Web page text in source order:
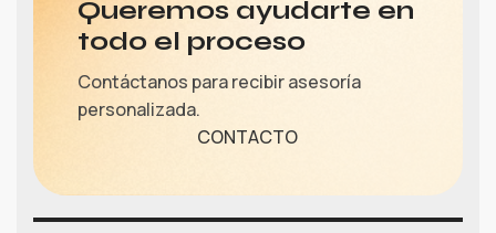
Queremos ayudarte en
todo el proceso
Contáctanos para recibir asesoría
personalizada.
CONTACTO